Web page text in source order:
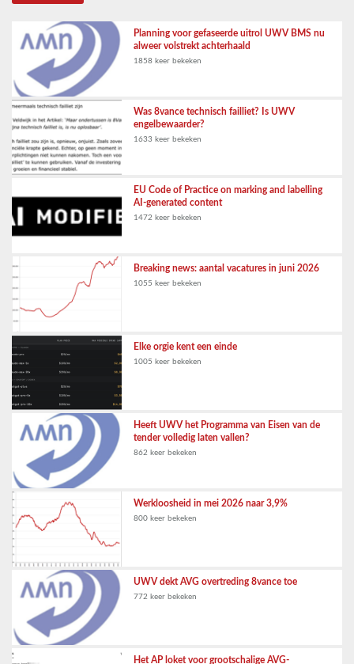
Planning voor gefaseerde uitrol UWV BMS nu
alweer volstrekt achterhaald
1858 keer bekeken
Was 8vance technisch failliet? Is UWV
engelbewaarder?
1633 keer bekeken
EU Code of Practice on marking and labelling
AI-generated content
1472 keer bekeken
Breaking news: aantal vacatures in juni 2026
1055 keer bekeken
Elke orgie kent een einde
1005 keer bekeken
Heeft UWV het Programma van Eisen van de
tender volledig laten vallen?
862 keer bekeken
Werkloosheid in mei 2026 naar 3,9%
800 keer bekeken
UWV dekt AVG overtreding 8vance toe
772 keer bekeken
Het AP loket voor grootschalige AVG-